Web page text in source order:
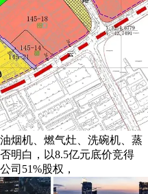
烟机、燃气灶、洗碗机、蒸
明白，以8.5亿元底价竞得
司51%股权，